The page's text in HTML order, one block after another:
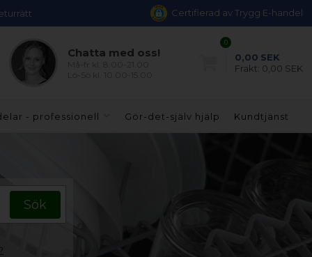
Certifierad av Trygg E-handel
Chatta med oss!
0
0,00 SEK
Frakt: 0,00 SEK
- professionell Gör-det-själv hjälp Kundtjänst